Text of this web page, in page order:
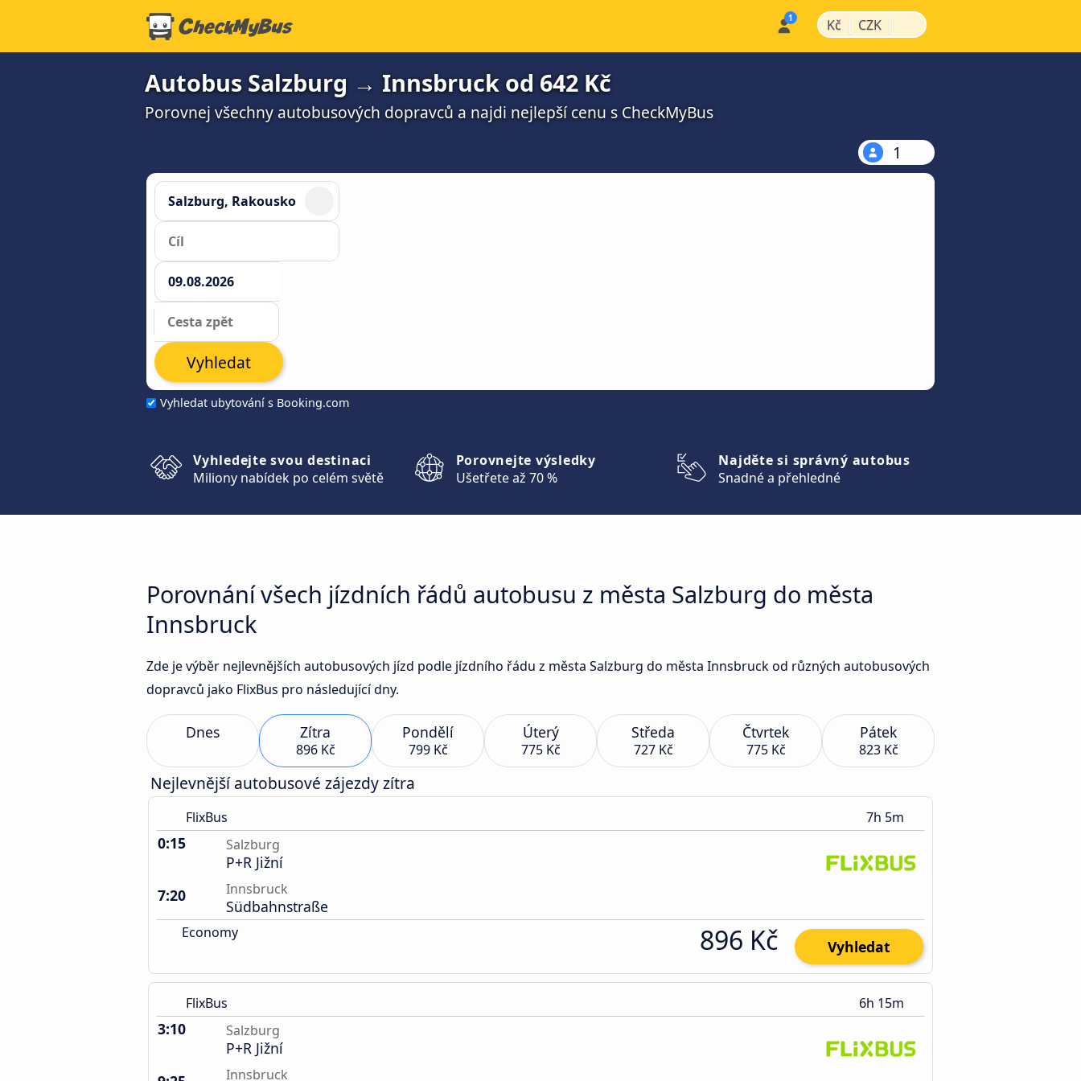
Kč | CZK |
Autobus Salzburg → Innsbruck od 642 Kč
Porovnej všechny autobusových dopravců a najdi nejlepší cenu s CheckMyBus
1
Vyhledat ubytování s Booking.com
Vyhledat
Vyhledejte svou destinaci
Miliony nabídek po celém světě
Porovnejte výsledky
Ušetřete až 70 %
Najděte si správný autobus
Snadné a přehledné
Porovnání všech jízdních řádů autobusu z města Salzburg do města
Innsbruck
Zde je výběr nejlevnějších autobusových jízd podle jízdního řádu z města Salzburg do města Innsbruck od různých autobusových
dopravců jako FlixBus pro následující dny.
Dnes Zítra
896 Kč
Pondělí
799 Kč
Úterý
775 Kč
Středa
727 Kč
Čtvrtek
775 Kč
Pátek
823 Kč
Nejlevnější autobusové zájezdy zítra
FlixBus 7h 5m
0:15 Salzburg
P+R Jižní
7:20
Innsbruck
Südbahnstraße
Economy 896 Kč Vyhledat
FlixBus 6h 15m
3:10 Salzburg
P+R Jižní
Innsbruck